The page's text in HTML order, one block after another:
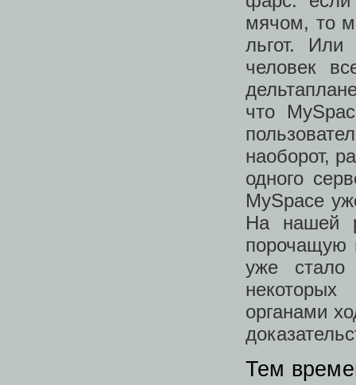
мячом, то
льгот. Или
человек
что
наоборот,
одного
MySpace
На нашей
порочащую
уже стало
органами
Тем